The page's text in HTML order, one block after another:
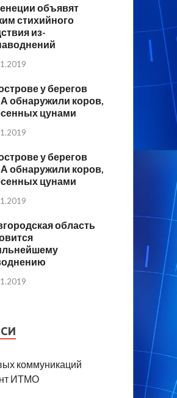
объявят
стихийного
из-
у берегов
обнаружили коров,
цунами
у берегов
обнаружили коров,
цунами
область
коммуникаций
ИТМО